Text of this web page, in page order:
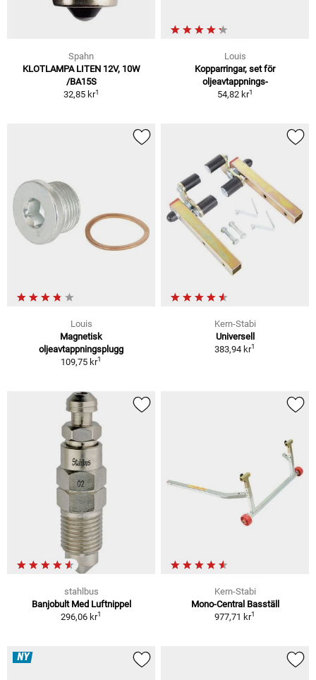
Spahn
KLOTLAMPA LITEN 12V, 10W
/BA15S
32,85 kr1
Louis
Kopparringar, set för
oljeavtappnings-
54,82 kr1
Louis
Magnetisk
oljeavtappningsplugg
109,75 kr1
Kern-Stabi
Universell
383,94 kr1
stahlbus
Banjobult Med Luftnippel
296,06 kr1
Kern-Stabi
Mono-Central Basställ
977,71 kr1
NY